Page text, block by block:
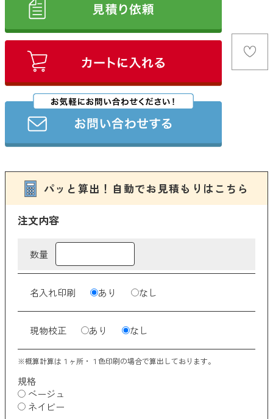
ブラウン
シルバー
クリア
クリア 検索
ブランドから探す
象印
パッと算出！自動でお見積もりはこちら
注文内容
数量
名入れ印刷 あり なし
現物校正 あり なし
※概算計算は１ヶ所・１色印刷の場合で算出しております。
規格
ベージュ
ネイビー